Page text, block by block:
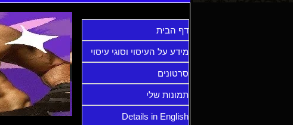
דף הבית
מידע על העיסוי וסוגי עיסוי
סרטונים
תמונות שלי
Details in English